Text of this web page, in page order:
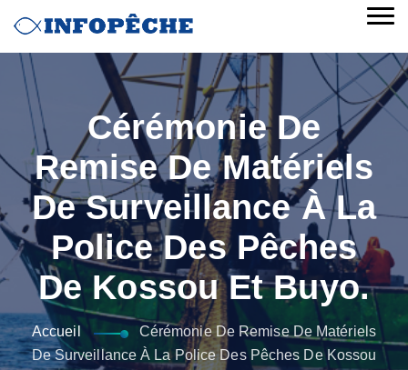
Cérémonie De
Remise De Matériels
De Surveillance À La
Police Des Pêches
De Kossou Et Buyo.
Accueil
Cérémonie De Remise De Matériels
De Surveillance À La Police Des Pêches De Kossou